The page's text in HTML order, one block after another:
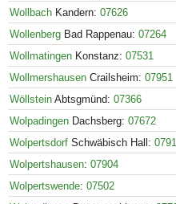
Wollbach Kandern: 07626
Wollenberg Bad Rappenau: 07264
Wollmatingen Konstanz: 07531
Wollmershausen Crailsheim: 07951
Wöllstein Abtsgmünd: 07366
Wolpadingen Dachsberg: 07672
Wolpertsdorf Schwäbisch Hall: 0791
Wolpertshausen: 07904
Wolpertswende: 07502